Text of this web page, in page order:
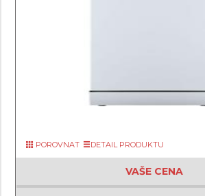
POROVNAT DETAIL PRODUKTU
VAŠE CENA